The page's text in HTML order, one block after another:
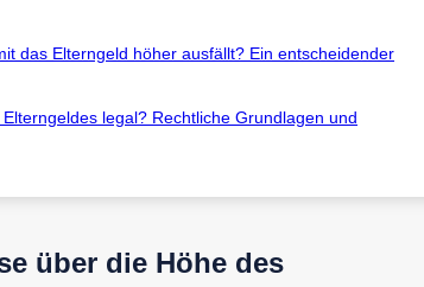
das Elterngeld höher ausfällt? Ein entscheidender
legal? Rechtliche Grundlagen und
über die Höhe des